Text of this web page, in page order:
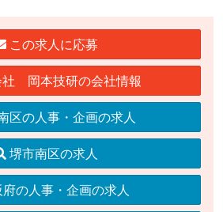
この求人に応募
社 岡本技研の会社情報
区の人事・企画の求人
堺市南区の求人
府の人事・企画の求人